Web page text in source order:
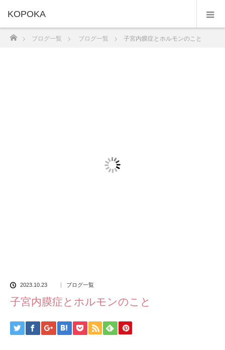
KOPOKA
ブログ一覧 ブログ一覧 子宮内膜症とホルモンのこと
2023.10.23 ブログ一覧
子宮内膜症とホルモンのこと